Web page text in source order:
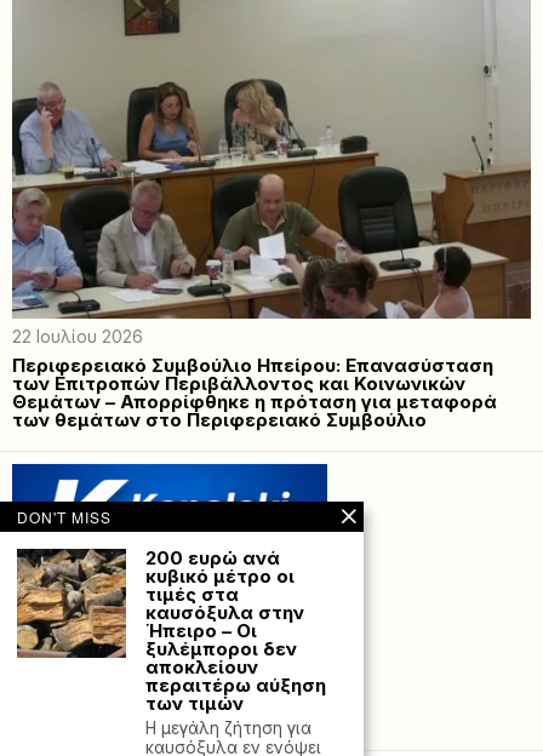
22 Ιουλίου 2026
Περιφερειακό Συμβούλιο Ηπείρου: Επανασύσταση
των Επιτροπών Περιβάλλοντος και Κοινωνικών
Θεμάτων – Απορρίφθηκε η πρόταση για μεταφορά
των θεμάτων στο Περιφερειακό Συμβούλιο
by Hostville”)
DON'T MISS
200 ευρώ ανά
κυβικό μέτρο οι
τιμές στα
καυσόξυλα στην
Ήπειρο – Οι
ξυλέμποροι δεν
αποκλείουν
περαιτέρω αύξηση
των τιμών
Η μεγάλη ζήτηση για
καυσόξυλα εν ενόψει